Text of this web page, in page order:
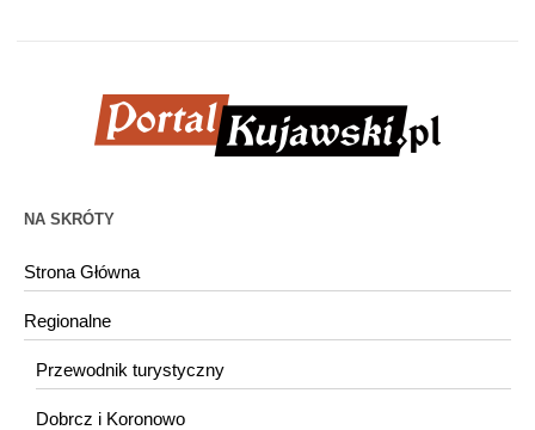
NA SKRÓTY
Strona Główna
Regionalne
Przewodnik turystyczny
Dobrcz i Koronowo